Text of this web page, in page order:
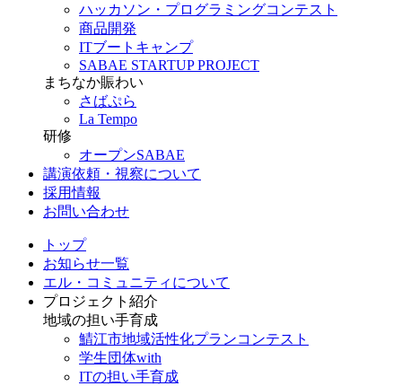
ハッカソン・プログラミングコンテスト
商品開発
ITブートキャンプ
SABAE STARTUP PROJECT
まちなか賑わい
さばぷら
La Tempo
研修
オープンSABAE
講演依頼・視察について
採用情報
お問い合わせ
トップ
お知らせ一覧
エル・コミュニティについて
プロジェクト紹介
地域の担い手育成
鯖江市地域活性化プランコンテスト
学生団体with
ITの担い手育成